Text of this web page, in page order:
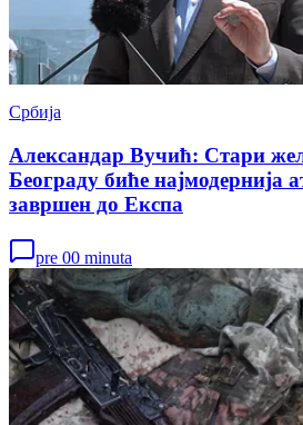
Србија
Александар Вучић: Стари
Београду биће најмодернија
завршен до Експа
pre 00 minuta